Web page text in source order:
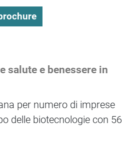
salute e benessere in
per numero di imprese
delle biotecnologie con 56